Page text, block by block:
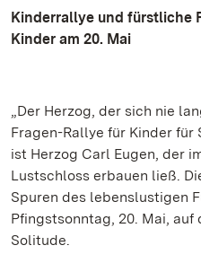
Kinderrallye und fürstliche
Kinder am 20. Mai
„Der Herzog, der sich nie
Fragen-Rallye für Kinder für
ist Herzog Carl Eugen, der
Lustschloss erbauen ließ.
Spuren des lebenslustigen
Pfingstsonntag, 20. Mai,
Solitude.